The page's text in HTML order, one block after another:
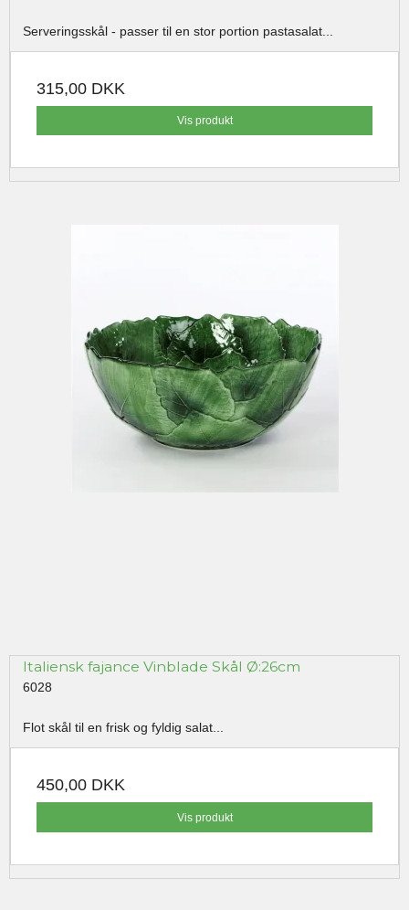
Serveringsskål - passer til en stor portion pastasalat...
315,00 DKK
Vis produkt
Italiensk fajance Vinblade Skål Ø:26cm
6028
Flot skål til en frisk og fyldig salat...
450,00 DKK
Vis produkt